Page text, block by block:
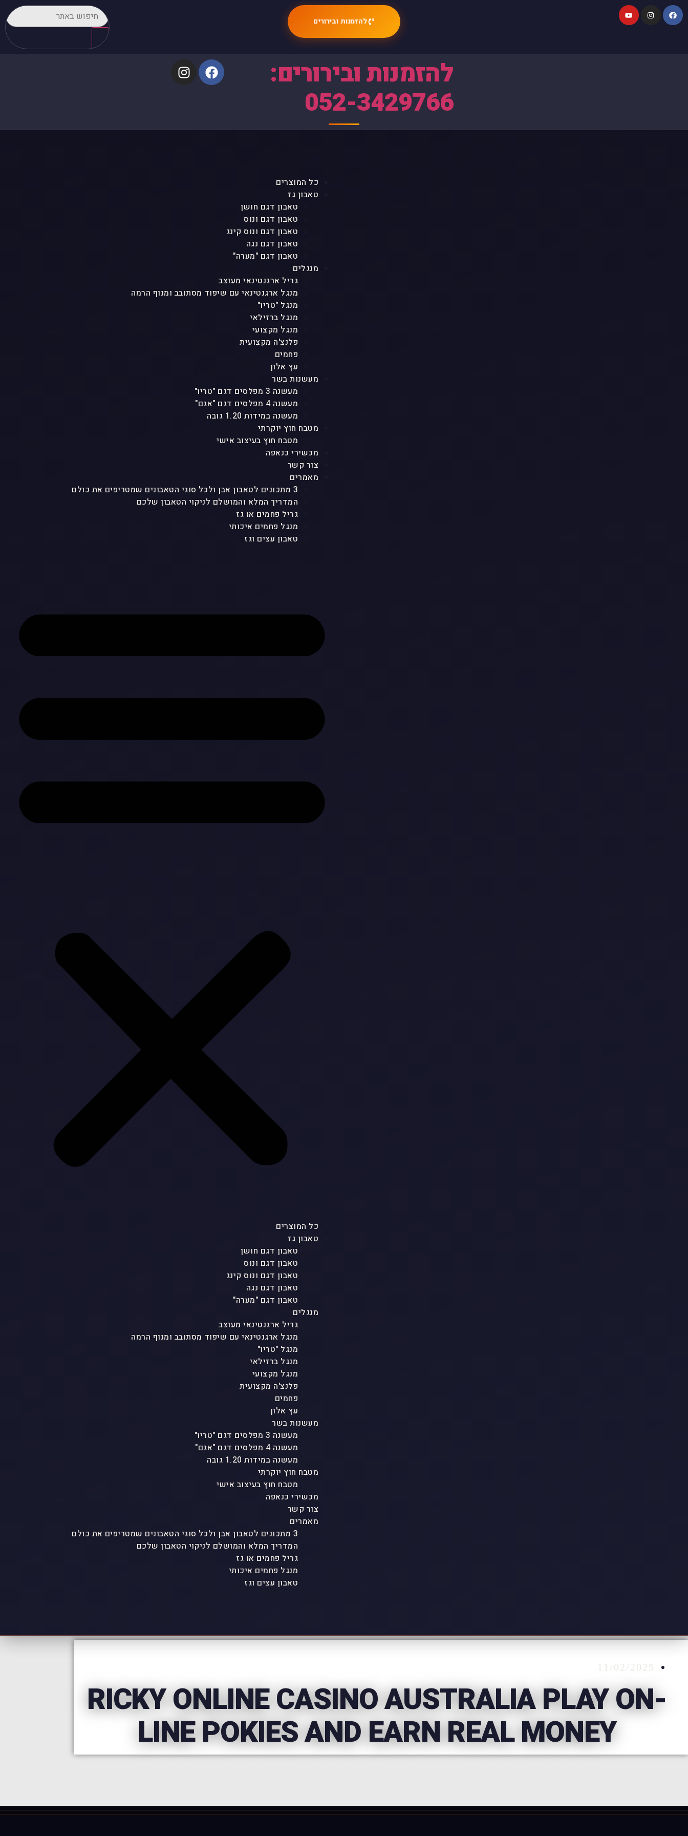
להזמנות ובירורים
להזמנות ובירורים:
052-3429766
כל המוצרים
טאבון גז
טאבון דגם חושן
טאבון דגם ונוס
טאבון דגם ונוס קינג
טאבון דגם נגה
טאבון דגם "מערה"
מנגלים
גריל ארגנטינאי מעוצב
מנגל ארגנטינאי עם שיפוד מסתובב ומנוף הרמה
מנגל "טריו"
מנגל ברזילאי
מנגל מקצועי
פלנצ'ה מקצועית
פחמים
עץ אלון
מעשנות בשר
מעשנה 3 מפלסים דגם "טריו"
מעשנה 4 מפלסים דגם "אגם"
מעשנה במידות 1.20 גובה
מטבח חוץ יוקרתי
מטבח חוץ בעיצוב אישי
מכשירי כנאפה
צור קשר
מאמרים
3 מתכונים לטאבון אבן ולכל סוגי הטאבונים שמטריפים את כולם
המדריך המלא והמושלם לניקוי הטאבון שלכם
גריל פחמים או גז
מנגל פחמים איכותי
טאבון עצים וגז
כל המוצרים
טאבון גז
טאבון דגם חושן
טאבון דגם ונוס
טאבון דגם ונוס קינג
טאבון דגם נגה
טאבון דגם "מערה"
מנגלים
גריל ארגנטינאי מעוצב
מנגל ארגנטינאי עם שיפוד מסתובב ומנוף הרמה
מנגל "טריו"
מנגל ברזילאי
מנגל מקצועי
פלנצ'ה מקצועית
פחמים
עץ אלון
מעשנות בשר
מעשנה 3 מפלסים דגם "טריו"
מעשנה 4 מפלסים דגם "אגם"
מעשנה במידות 1.20 גובה
מטבח חוץ יוקרתי
מטבח חוץ בעיצוב אישי
מכשירי כנאפה
צור קשר
מאמרים
3 מתכונים לטאבון אבן ולכל סוגי הטאבונים שמטריפים את כולם
המדריך המלא והמושלם לניקוי הטאבון שלכם
גריל פחמים או גז
מנגל פחמים איכותי
טאבון עצים וגז
11/02/2025
RICKY ONLINE CASINO AUSTRALIA PLAY ON-
LINE POKIES AND EARN REAL MONEY